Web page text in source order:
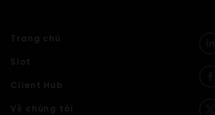
Trang chủ
Slot
Client Hub
Về chúng tôi